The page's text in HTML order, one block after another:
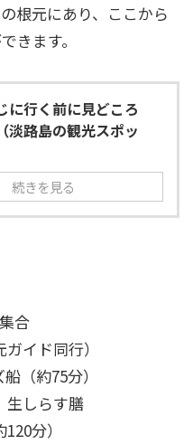
根元にあり、ここから
きます。
に行く前に見どころ
淡路島の観光スポッ
続きを見る
合
イド同行）
（約75分）
しらす膳
分）